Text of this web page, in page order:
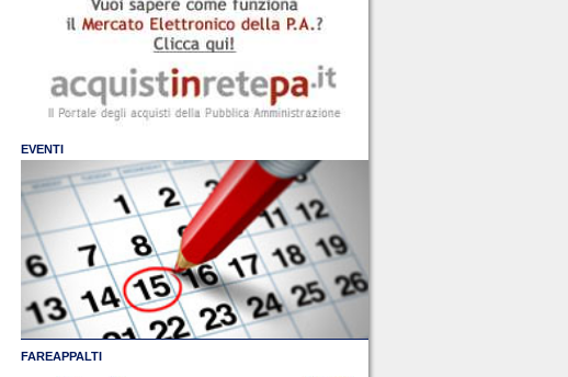
EVENTI
FAREAPPALTI